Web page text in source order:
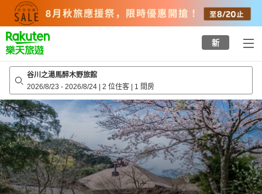
top
page
新
谷川之湯馬醉木野旅館
2026/8/23 - 2026/8/24 | 2 位住客 | 1 間房